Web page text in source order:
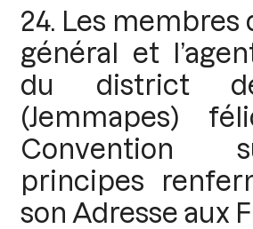
24. Les membres
général et
du district
(Jemmapes)
Convention
principes
son Adresse aux